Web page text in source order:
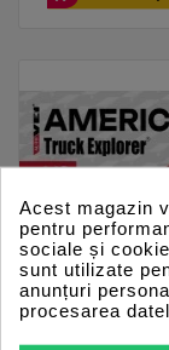
Acest magazin
pentru
sociale și
sunt utilizate
anunțuri
procesarea